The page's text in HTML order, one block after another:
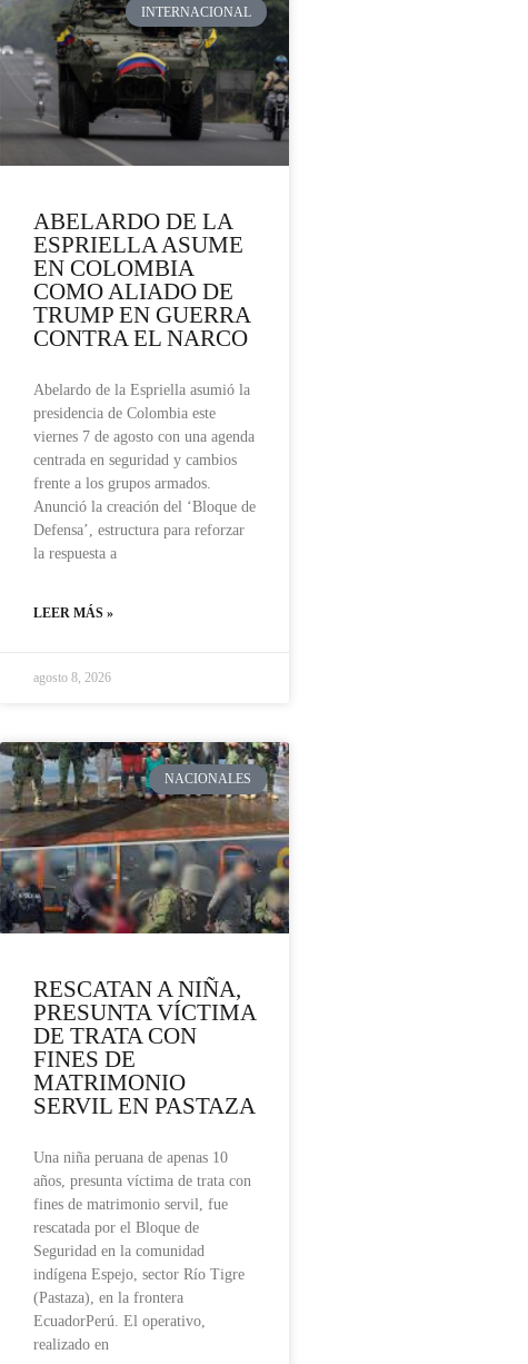
INTERNACIONAL
ABELARDO DE LA
ESPRIELLA ASUME
EN COLOMBIA
COMO ALIADO DE
TRUMP EN GUERRA
CONTRA EL NARCO
Abelardo de la Espriella asumió la
presidencia de Colombia este
viernes 7 de agosto con una agenda
centrada en seguridad y cambios
frente a los grupos armados.
Anunció la creación del ‘Bloque de
Defensa’, estructura para reforzar
la respuesta a
LEER MÁS »
agosto 8, 2026
NACIONALES
RESCATAN A NIÑA,
PRESUNTA VÍCTIMA
DE TRATA CON
FINES DE
MATRIMONIO
SERVIL EN PASTAZA
Una niña peruana de apenas 10
años, presunta víctima de trata con
fines de matrimonio servil, fue
rescatada por el Bloque de
Seguridad en la comunidad
indígena Espejo, sector Río Tigre
(Pastaza), en la frontera
EcuadorPerú. El operativo,
realizado en